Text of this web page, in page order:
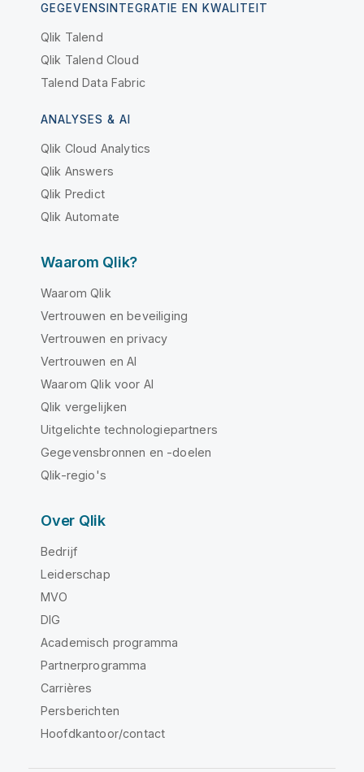
GEGEVENSINTEGRATIE EN KWALITEIT
Qlik Talend
Qlik Talend Cloud
Talend Data Fabric
ANALYSES & AI
Qlik Cloud Analytics
Qlik Answers
Qlik Predict
Qlik Automate
Waarom Qlik?
Waarom Qlik
Vertrouwen en beveiliging
Vertrouwen en privacy
Vertrouwen en AI
Waarom Qlik voor AI
Qlik vergelijken
Uitgelichte technologiepartners
Gegevensbronnen en -doelen
Qlik-regio's
Over Qlik
Bedrijf
Leiderschap
MVO
DIG
Academisch programma
Partnerprogramma
Carrières
Persberichten
Hoofdkantoor/contact